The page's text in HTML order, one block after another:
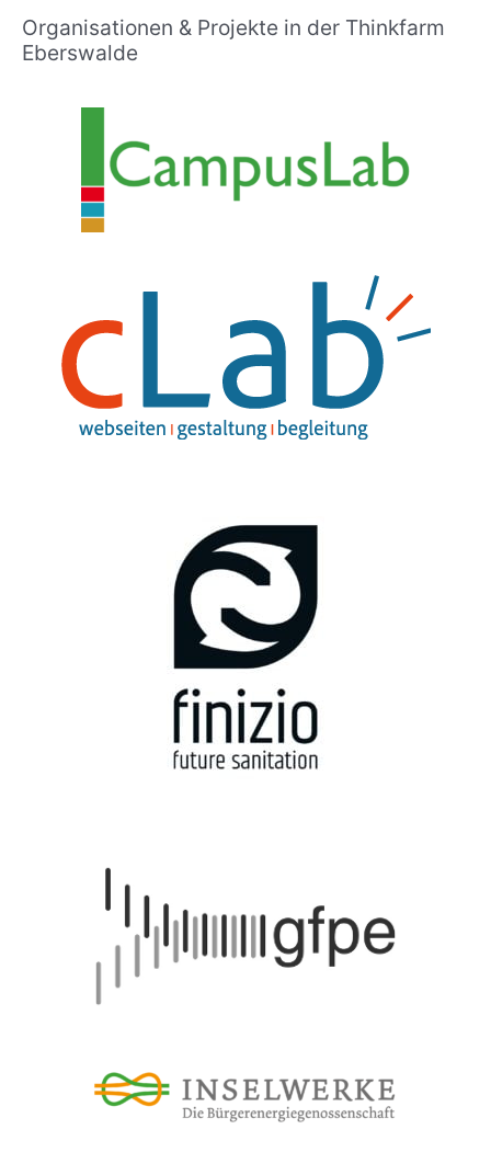
Organisationen & Projekte in der Thinkfarm
Eberswalde